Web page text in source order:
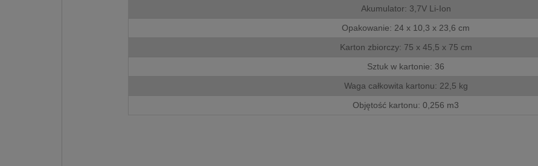
Akumulator: 3,7V Li-Ion
Opakowanie: 24 x 10,3 x 23,6 cm
Karton zbiorczy: 75 x 45,5 x 75 cm
Sztuk w kartonie: 36
Waga całkowita kartonu: 22,5 kg
Objętość kartonu: 0,256 m3